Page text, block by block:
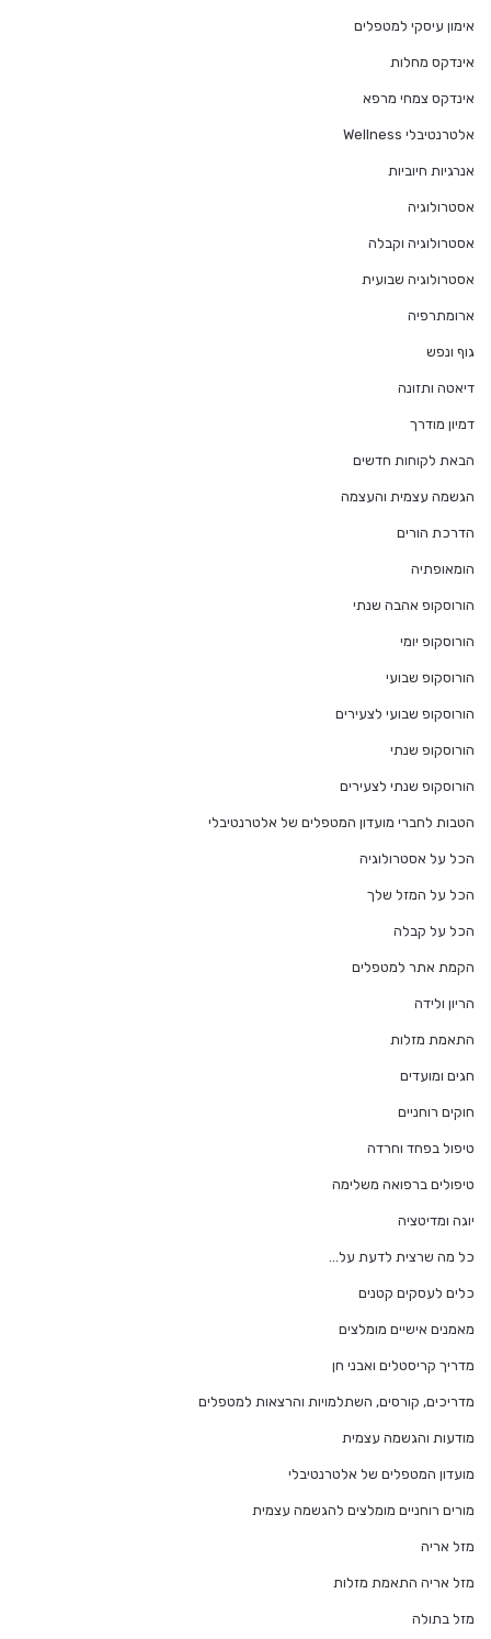
אימון עיסקי למטפלים
אינדקס מחלות
אינדקס צמחי מרפא
אלטרנטיבלי Wellness
אנרגיות חיוביות
אסטרולוגיה
אסטרולוגיה וקבלה
אסטרולוגיה שבועית
ארומתרפיה
גוף ונפש
דיאטה ותזונה
דמיון מודרך
הבאת לקוחות חדשים
הגשמה עצמית והעצמה
הדרכת הורים
הומאופתיה
הורוסקופ אהבה שנתי
הורוסקופ יומי
הורוסקופ שבועי
הורוסקופ שבועי לצעירים
הורוסקופ שנתי
הורוסקופ שנתי לצעירים
הטבות לחברי מועדון המטפלים של אלטרנטיבלי
הכל על אסטרולוגיה
הכל על המזל שלך
הכל על קבלה
הקמת אתר למטפלים
הריון ולידה
התאמת מזלות
חגים ומועדים
חוקים רוחניים
טיפול בפחד וחרדה
טיפולים ברפואה משלימה
יוגה ומדיטציה
כל מה שרצית לדעת על…
כלים לעסקים קטנים
מאמנים אישיים מומלצים
מדריך קריסטלים ואבני חן
מדריכים, קורסים, השתלמויות והרצאות למטפלים
מודעות והגשמה עצמית
מועדון המטפלים של אלטרנטיבלי
מורים רוחניים מומלצים להגשמה עצמית
מזל אריה
מזל אריה התאמת מזלות
מזל בתולה